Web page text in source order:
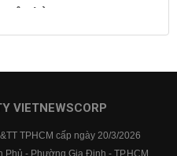
hàng
tiền gửi
VIETNEWSCORP
TPHCM cấp ngày 20/3/2026